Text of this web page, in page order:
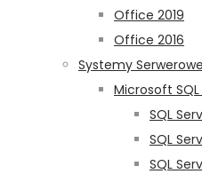
Office 2019
Office 2016
Systemy Serwerowe
Microsoft
SQL
SQL
SQL